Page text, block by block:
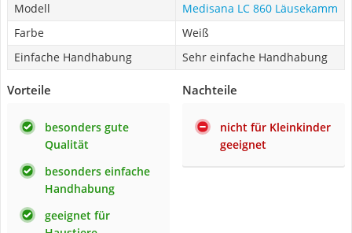
Modell
Medisana LC 860 Läusekamm
Farbe
Weiß
Einfache Handhabung
Sehr einfache Handhabung
Vorteile
besonders gute
Qualität
besonders einfache
Handhabung
geeignet für
Nachteile
nicht für Kleinkinder
geeignet